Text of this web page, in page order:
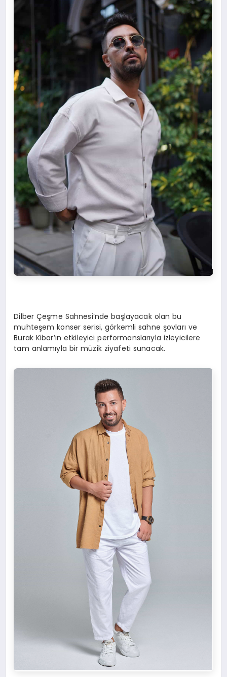
Dilber Çeşme Sahnesi’nde başlayacak olan bu
muhteşem konser serisi, görkemli sahne şovları ve
Burak Kibar’ın etkileyici performanslarıyla izleyicilere
tam anlamıyla bir müzik ziyafeti sunacak.